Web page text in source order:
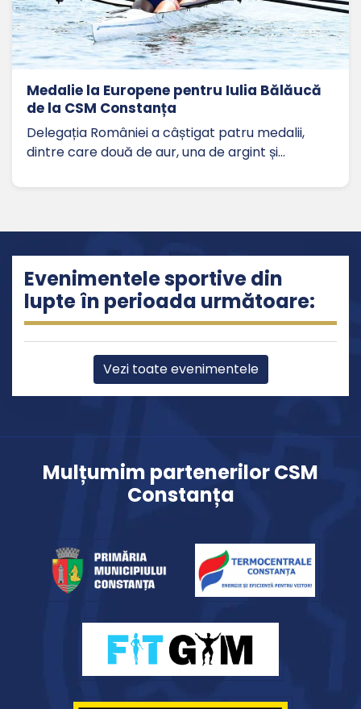
Medalie la Europene pentru Iulia Bălăucă
de la CSM Constanța
Delegația României a câștigat patru medalii,
dintre care două de aur, una de argint și…
Evenimentele sportive din
lupte în perioada următoare:
Vezi toate evenimentele
Mulțumim partenerilor CSM
Constanța